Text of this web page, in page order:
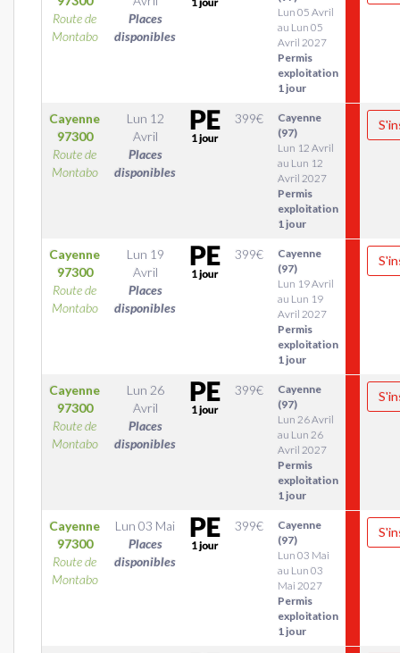
Route de
Montabo
Places
disponibles
Lun 05 Avril
au Lun 05
Avril 2027
Permis
exploitation
1 jour
Cayenne
97300
Route de
Montabo
Lun 12
Avril
Places
disponibles
399€
Cayenne
(97)
Lun 12 Avril
au Lun 12
Avril 2027
Permis
exploitation
1 jour
Cayenne
97300
Route de
Montabo
Lun 19
Avril
Places
disponibles
399€
Cayenne
(97)
Lun 19 Avril
au Lun 19
Avril 2027
Permis
exploitation
1 jour
Cayenne
97300
Route de
Montabo
Lun 26
Avril
Places
disponibles
399€
Cayenne
(97)
Lun 26 Avril
au Lun 26
Avril 2027
Permis
exploitation
1 jour
Cayenne
97300
Route de
Montabo
Lun 03 Mai
Places
disponibles
399€
Cayenne
(97)
Lun 03 Mai
au Lun 03
Mai 2027
Permis
exploitation
1 jour